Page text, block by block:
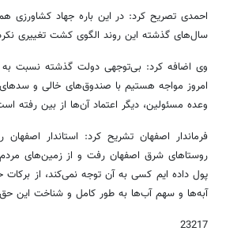
احمدی تصریح کرد: در این باره جهاد
سال‌های گذشته این روند الگوی کشت تغییری
وی اضافه کرد: بی‌توجهی دولت گذشته نسبت به
امروز مواجه هستیم با صندوق‌های خالی و
وعده مسئولین، دیگر اعتماد آن‌ها از بین رفته
فرماندار اصفهان تشریح کرد: استاندار
روستاهای شرق اصفهان رفت و از زمین‌های
پول داده ایم کسی به آن توجه نمی‌کند، از
آبه‌ها و سهم آب‌ها به طور کامل و شناخت این حق
23217